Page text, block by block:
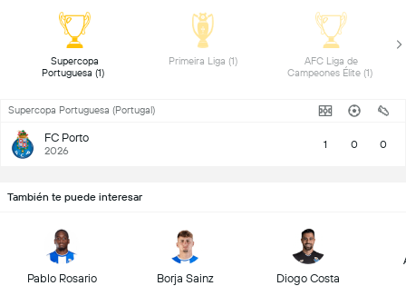
Supercopa
AFC Liga de
Supercopa Portuguesa (Portugal)
FC Porto
2026 1 0 0
También te puede interesar
Pablo Rosario Borja Sainz Diogo Costa